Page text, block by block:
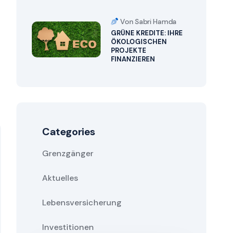
Von Sabri Hamda
GRÜNE KREDITE: IHRE
ÖKOLOGISCHEN
PROJEKTE
FINANZIEREN
Categories
Grenzgänger
Aktuelles
Lebensversicherung
Investitionen